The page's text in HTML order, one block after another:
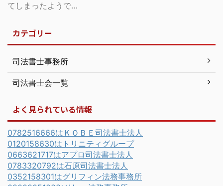
てしまったようで…
カテゴリー
司法書士事務所
司法書士会一覧
よく見られている情報
0782516666はＫＯＢＥ司法書士法人
0120158630はトリニティグループ
0663621717はアプロ司法書士法人
0783320792は石原司法書士法人
0352158301はグリフィン法務事務所